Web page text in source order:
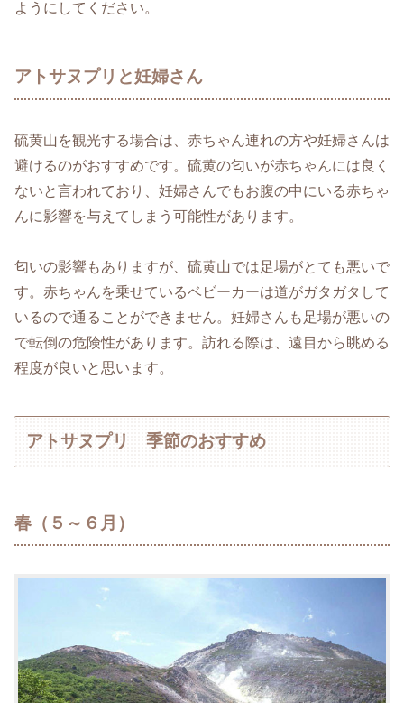
ようにしてください。
アトサヌプリと妊婦さん
硫黄山を観光する場合は、赤ちゃん連れの方や妊婦さんは
避けるのがおすすめです。硫黄の匂いが赤ちゃんには良く
ないと言われており、妊婦さんでもお腹の中にいる赤ちゃ
んに影響を与えてしまう可能性があります。
匂いの影響もありますが、硫黄山では足場がとても悪いで
す。赤ちゃんを乗せているベビーカーは道がガタガタして
いるので通ることができません。妊婦さんも足場が悪いの
で転倒の危険性があります。訪れる際は、遠目から眺める
程度が良いと思います。
アトサヌプリ 季節のおすすめ
春（５～６月）